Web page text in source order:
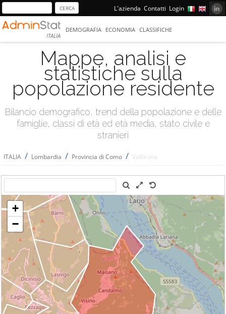
L'azienda Contatti Login
ITALIA
DEMOGRAFIA ECONOMIA CLASSIFICHE
Mappe, analisi e
statistiche sulla
popolazione residente
Bilancio demografico, trend della popolazione e delle
famiglie, classi di età ed età media, stato civile e
stranieri
ITALIA / Lombardia / Provincia di Como / Valbrona